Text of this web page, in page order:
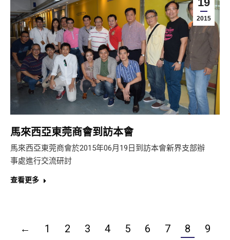
2015
馬來西亞東莞商會到訪本會
馬來西亞東莞商會於2015年06月19日到訪本會新界支部辦
事處進行交流研討
查看更多
← 1 2 3 4 5 6 7 8
9